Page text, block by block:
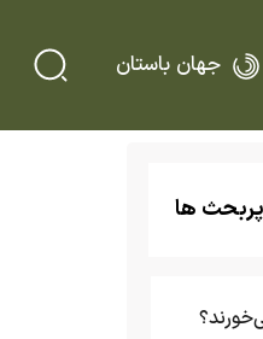
جهان باستان
پربحث ها